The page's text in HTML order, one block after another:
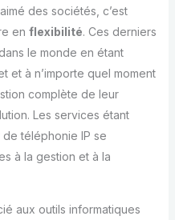
des sociétés, c’est
en flexibilité. Ces derniers
le monde en étant
et à n’importe quel moment
complète de leur
Les services étant
de téléphonie IP se
à la gestion et à la
aux outils informatiques